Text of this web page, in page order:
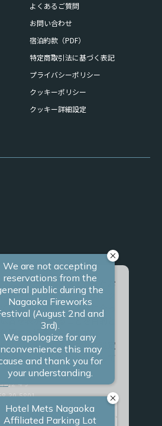
よくあるご質問
お問い合わせ
宿泊約款（PDF）
特定商取引法に基づく表記
プライバシーポリシー
クッキーポリシー
クッキー詳細設定
岡
町2-4-9
30-5801
設定の上お電話ください。
は、サービスの向上、またお
サービスを提供するため、ク
います。また、お客様に合っ
告を表示させることを目的と
用する場合があります。
、クッキーの種類ごとに設定
「詳細設定」をクリックして
すべて許可